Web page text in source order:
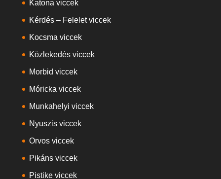
Katona viccek
Kérdés – Felelet viccek
Kocsma viccek
Közlekedés viccek
Morbid viccek
Móricka viccek
Munkahelyi viccek
Nyuszis viccek
Orvos viccek
Pikáns viccek
Pistike viccek